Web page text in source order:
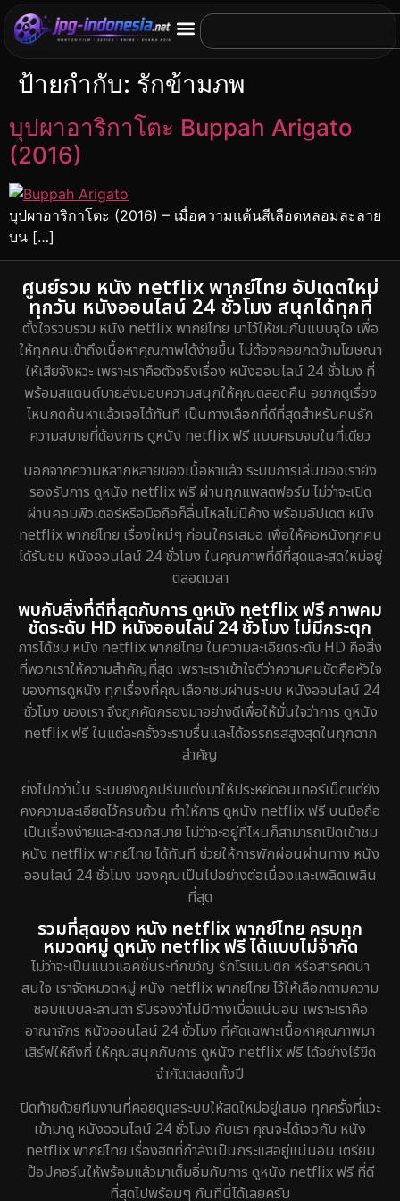
ป้ายกำกับ: รักข้ามภพ
บุปผาอาริกาโตะ Buppah Arigato
(2016)
บุปผาอาริกาโตะ (2016) – เมื่อความแค้นสีเลือดหลอมละลาย
บน […]
ศูนย์รวม หนัง netflix พากย์ไทย อัปเดตใหม่
ทุกวัน หนังออนไลน์ 24 ชั่วโมง สนุกได้ทุกที่
ตั้งใจรวบรวม หนัง netflix พากย์ไทย มาไว้ให้ชมกันแบบจุใจ เพื่อ
ให้ทุกคนเข้าถึงเนื้อหาคุณภาพได้ง่ายขึ้น ไม่ต้องคอยกดข้ามโฆษณา
ให้เสียจังหวะ เพราะเราคือตัวจริงเรื่อง หนังออนไลน์ 24 ชั่วโมง ที่
พร้อมสแตนด์บายส่งมอบความสนุกให้คุณตลอดคืน อยากดูเรื่อง
ไหนกดค้นหาแล้วเจอได้ทันที เป็นทางเลือกที่ดีที่สุดสำหรับคนรัก
ความสบายที่ต้องการ ดูหนัง netflix ฟรี แบบครบจบในที่เดียว
นอกจากความหลากหลายของเนื้อหาแล้ว ระบบการเล่นของเรายัง
รองรับการ ดูหนัง netflix ฟรี ผ่านทุกแพลตฟอร์ม ไม่ว่าจะเปิด
ผ่านคอมพิวเตอร์หรือมือถือก็ลื่นไหลไม่มีค้าง พร้อมอัปเดต หนัง
netflix พากย์ไทย เรื่องใหม่ๆ ก่อนใครเสมอ เพื่อให้คอหนังทุกคน
ได้รับชม หนังออนไลน์ 24 ชั่วโมง ในคุณภาพที่ดีที่สุดและสดใหม่อยู่
ตลอดเวลา
พบกับสิ่งที่ดีที่สุดกับการ ดูหนัง netflix ฟรี ภาพคม
ชัดระดับ HD หนังออนไลน์ 24 ชั่วโมง ไม่มีกระตุก
การได้ชม หนัง netflix พากย์ไทย ในความละเอียดระดับ HD คือสิ่ง
ที่พวกเราให้ความสำคัญที่สุด เพราะเราเข้าใจดีว่าความคมชัดคือหัวใจ
ของการดูหนัง ทุกเรื่องที่คุณเลือกชมผ่านระบบ หนังออนไลน์ 24
ชั่วโมง ของเรา จึงถูกคัดกรองมาอย่างดีเพื่อให้มั่นใจว่าการ ดูหนัง
netflix ฟรี ในแต่ละครั้งจะราบรื่นและได้อรรถรสสูงสุดในทุกฉาก
สำคัญ
ยิ่งไปกว่านั้น ระบบยังถูกปรับแต่งมาให้ประหยัดอินเทอร์เน็ตแต่ยัง
คงความละเอียดไว้ครบถ้วน ทำให้การ ดูหนัง netflix ฟรี บนมือถือ
เป็นเรื่องง่ายและสะดวกสบาย ไม่ว่าจะอยู่ที่ไหนก็สามารถเปิดเข้าชม
หนัง netflix พากย์ไทย ได้ทันที ช่วยให้การพักผ่อนผ่านทาง หนัง
ออนไลน์ 24 ชั่วโมง ของคุณเป็นไปอย่างต่อเนื่องและเพลิดเพลิน
ที่สุด
รวมที่สุดของ หนัง netflix พากย์ไทย ครบทุก
หมวดหมู่ ดูหนัง netflix ฟรี ได้แบบไม่จำกัด
ไม่ว่าจะเป็นแนวแอคชั่นระทึกขวัญ รักโรแมนติก หรือสารคดีน่า
สนใจ เราจัดหมวดหมู่ หนัง netflix พากย์ไทย ไว้ให้เลือกตามความ
ชอบแบบละลานตา รับรองว่าไม่มีทางเบื่อแน่นอน เพราะเราคือ
อาณาจักร หนังออนไลน์ 24 ชั่วโมง ที่คัดเฉพาะเนื้อหาคุณภาพมา
เสิร์ฟให้ถึงที่ ให้คุณสนุกกับการ ดูหนัง netflix ฟรี ได้อย่างไร้ขีด
จำกัดตลอดทั้งปี
ปิดท้ายด้วยทีมงานที่คอยดูแลระบบให้สดใหม่อยู่เสมอ ทุกครั้งที่แวะ
เข้ามาดู หนังออนไลน์ 24 ชั่วโมง กับเรา คุณจะได้เจอกับ หนัง
netflix พากย์ไทย เรื่องฮิตที่กำลังเป็นกระแสอยู่แน่นอน เตรียม
ป๊อปคอร์นให้พร้อมแล้วมาเต็มอิ่มกับการ ดูหนัง netflix ฟรี ที่ดี
ที่สุดไปพร้อมๆ กันที่นี่ได้เลยครับ